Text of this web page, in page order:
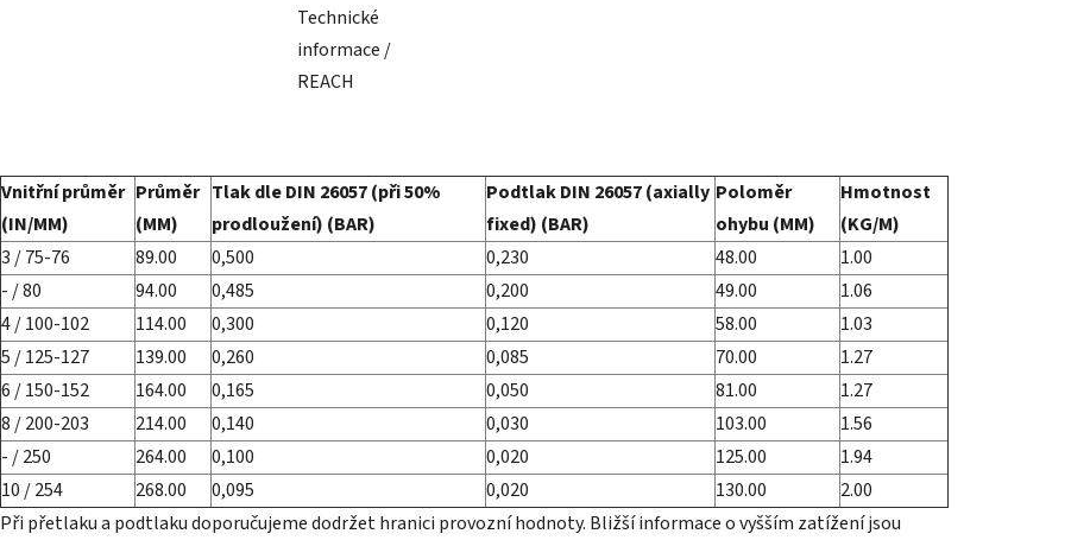
Technické
informace /
REACH
Vnitřní průměr
(IN/MM)
Průměr
(MM)
Tlak dle DIN 26057 (při 50%
prodloužení) (BAR)
Podtlak DIN 26057 (axially
fixed) (BAR)
Poloměr
ohybu (MM)
Hmotnost
(KG/M)
3 / 75-76
89.00 0,500 0,230 48.00
1.00
- / 80
94.00 0,485 0,200 49.00
1.06
4 / 100-102
114.00 0,300 0,120 58.00
1.03
5 / 125-127
139.00 0,260 0,085 70.00
1.27
6 / 150-152
164.00 0,165 0,050 81.00
1.27
8 / 200-203
214.00 0,140 0,030 103.00
1.56
- / 250
264.00 0,100 0,020 125.00
1.94
10 / 254
268.00 0,095 0,020 130.00
2.00
Při přetlaku a podtlaku doporučujeme dodržet hranici provozní hodnoty. Bližší informace o vyšším zatížení jsou